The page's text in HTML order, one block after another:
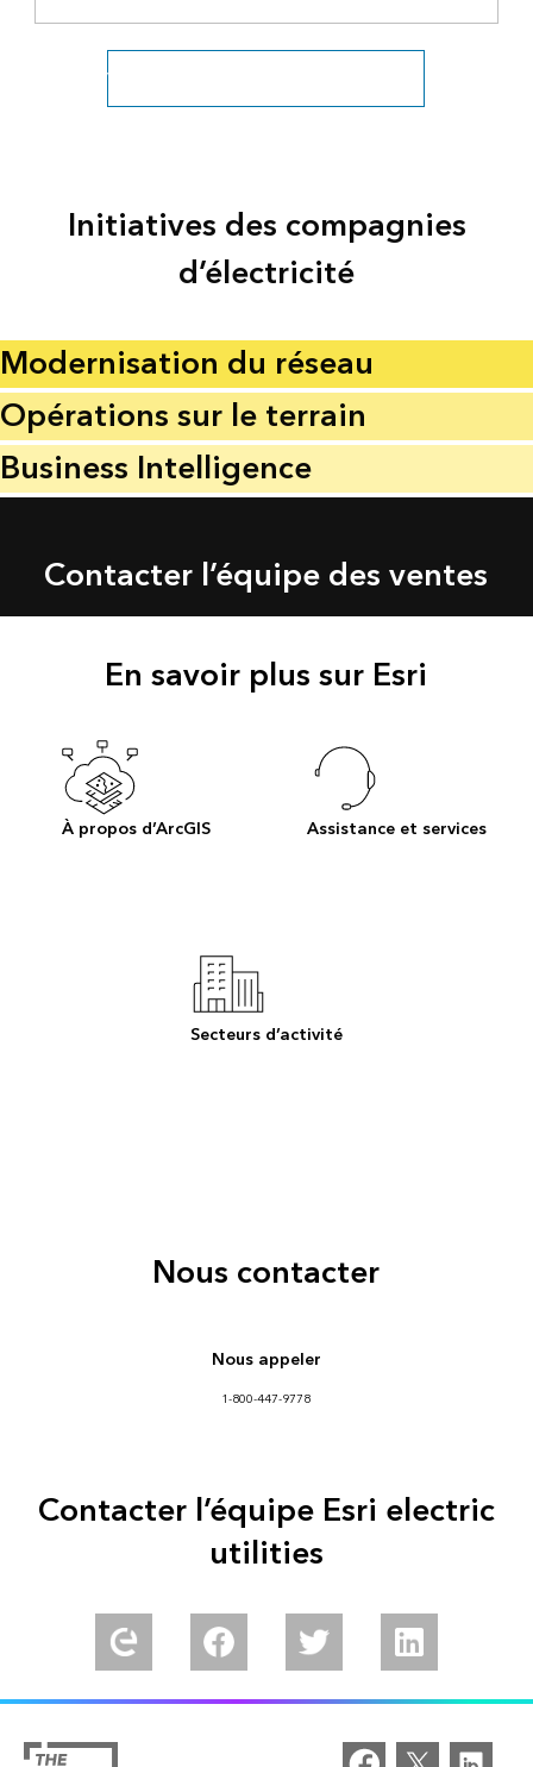
Voir tous les producteurs et distributeurs
Initiatives des compagnies
d’électricité
Modernisation du réseau
Opérations sur le terrain
Business Intelligence
Contacter l’équipe des ventes
En savoir plus sur Esri
À propos d’ArcGIS Assistance et services
Secteurs d’activité
Nous contacter
Nous appeler
1-800-447-9778
Contacter l’équipe Esri electric
utilities